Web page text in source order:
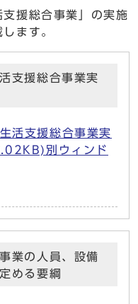
支援総合事業」の実施
ます。
支援総合事業実
活支援総合事業実
別ウィンド
業の人員、設備
める要綱